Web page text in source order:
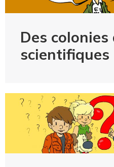
Des colonies
scientifiques